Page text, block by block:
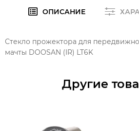
ОПИСАНИЕ
Стекло прожектора для
мачты DOOSAN (IR) LT6K
Другие